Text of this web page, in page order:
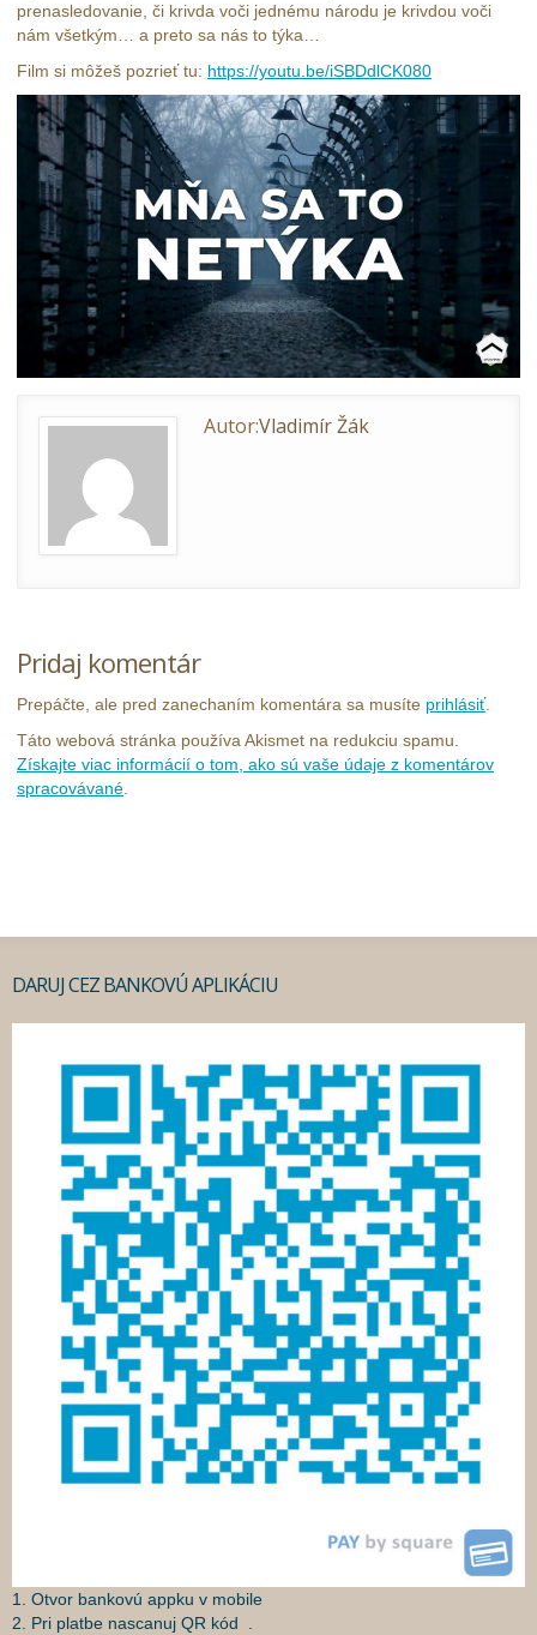
prenasledovanie, či krivda voči jednému národu je krivdou voči
nám všetkým… a preto sa nás to týka…
Film si môžeš pozrieť tu: https://youtu.be/iSBDdlCK080
Autor:Vladimír Žák
Pridaj komentár
Prepáčte, ale pred zanechaním komentára sa musíte prihlásiť.
Táto webová stránka používa Akismet na redukciu spamu.
Získajte viac informácií o tom, ako sú vaše údaje z komentárov
spracovávané.
DARUJ CEZ BANKOVÚ APLIKÁCIU
1. Otvor bankovú appku v mobile
2. Pri platbe nascanuj QR kód .